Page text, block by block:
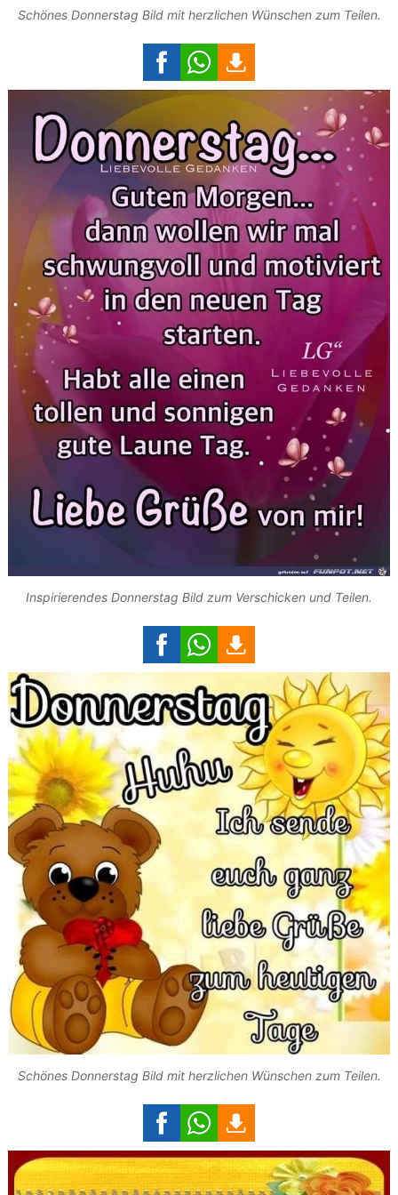
Schönes Donnerstag Bild mit herzlichen Wünschen zum Teilen.
Inspirierendes Donnerstag Bild zum Verschicken und Teilen.
Schönes Donnerstag Bild mit herzlichen Wünschen zum Teilen.